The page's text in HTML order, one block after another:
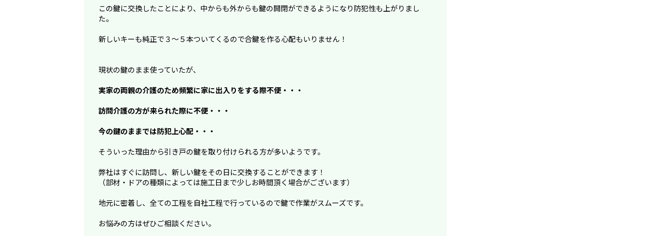
この鍵に交換したことにより、中からも外からも鍵の開閉ができるようになり防犯性も上がりまし
た。
新しいキーも純正で３～５本ついてくるので合鍵を作る心配もいりません！
現状の鍵のまま使っていたが、
実家の両親の介護のため頻繁に家に出入りをする際不便・・・
訪問介護の方が来られた際に不便・・・
今の鍵のままでは防犯上心配・・・
そういった理由から引き戸の鍵を取り付けられる方が多いようです。
弊社はすぐに訪問し、新しい鍵をその日に交換することができます！
（部材・ドアの種類によっては施工日まで少しお時間頂く場合がございます）
地元に密着し、全ての工程を自社工程で行っているので鍵で作業がスムーズです。
お悩みの方はぜひご相談ください。